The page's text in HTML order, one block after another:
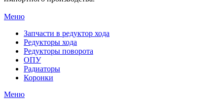
Меню
Запчасти в редуктор хода
Редукторы хода
Редукторы поворота
ОПУ
Радиаторы
Коронки
Меню